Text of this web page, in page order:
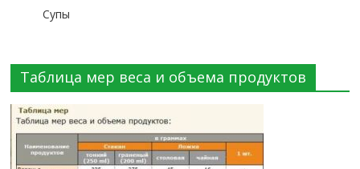
Супы
Таблица мер веса и объема продуктов